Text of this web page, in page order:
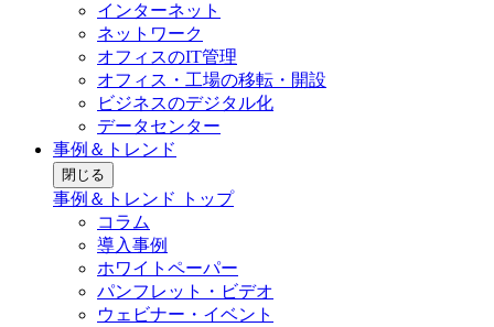
インターネット
ネットワーク
オフィスのIT管理
オフィス・工場の移転・開設
ビジネスのデジタル化
データセンター
事例＆トレンド
閉じる
事例＆トレンド トップ
コラム
導入事例
ホワイトペーパー
パンフレット・ビデオ
ウェビナー・イベント